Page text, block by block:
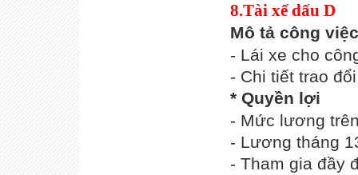
8.Tài xế dấu D
Mô tả công việc
- Lái xe cho
- Chi tiết trao
* Quyền lợi
- Mức lương
- Lương tháng
- Tham gia đầy